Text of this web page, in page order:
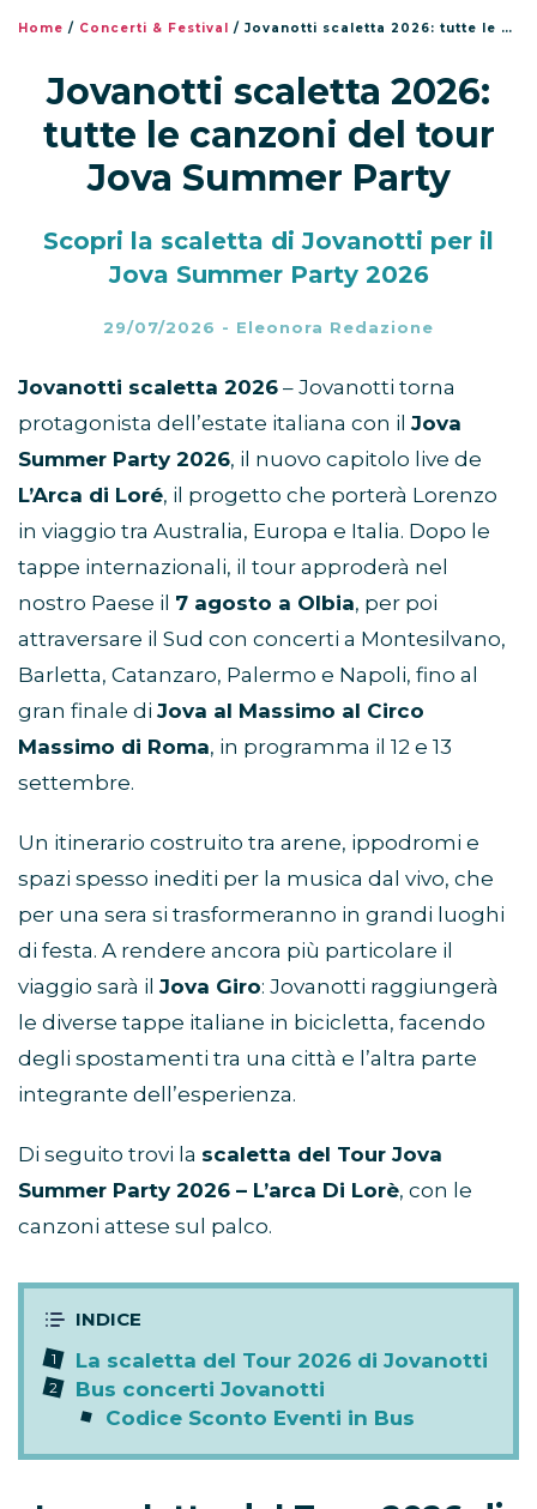
Home / Concerti & Festival / Jovanotti scaletta 2026: tutte le canzoni del tour Jova Summer Party
Jovanotti scaletta 2026:
tutte le canzoni del tour
Jova Summer Party
Scopri la scaletta di Jovanotti per il
Jova Summer Party 2026
29/07/2026 - Eleonora Redazione
Jovanotti scaletta 2026 – Jovanotti torna
protagonista dell’estate italiana con il Jova
Summer Party 2026, il nuovo capitolo live de
L’Arca di Loré, il progetto che porterà Lorenzo
in viaggio tra Australia, Europa e Italia. Dopo le
tappe internazionali, il tour approderà nel
nostro Paese il 7 agosto a Olbia, per poi
attraversare il Sud con concerti a Montesilvano,
Barletta, Catanzaro, Palermo e Napoli, fino al
gran finale di Jova al Massimo al Circo
Massimo di Roma, in programma il 12 e 13
settembre.
Un itinerario costruito tra arene, ippodromi e
spazi spesso inediti per la musica dal vivo, che
per una sera si trasformeranno in grandi luoghi
di festa. A rendere ancora più particolare il
viaggio sarà il Jova Giro: Jovanotti raggiungerà
le diverse tappe italiane in bicicletta, facendo
degli spostamenti tra una città e l’altra parte
integrante dell’esperienza.
Di seguito trovi la scaletta del Tour Jova
Summer Party 2026 – L’arca Di Lorè, con le
canzoni attese sul palco.
La scaletta del Tour 2026 di Jovanotti
Bus concerti Jovanotti
Codice Sconto Eventi in Bus